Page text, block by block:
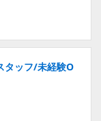
タッフ/未経験O